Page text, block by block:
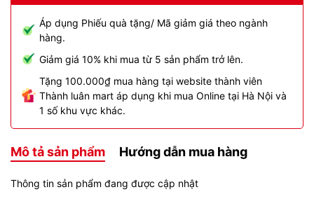
Áp dụng Phiếu quà tặng/ Mã giảm giá theo ngành
hàng.
Giảm giá 10% khi mua từ 5 sản phẩm trở lên.
Tặng 100.000₫ mua hàng tại website thành viên
Thành luân mart áp dụng khi mua Online tại Hà Nội và
1 số khu vực khác.
Mô tả sản phẩm Hướng dẫn mua hàng
Thông tin sản phẩm đang được cập nhật